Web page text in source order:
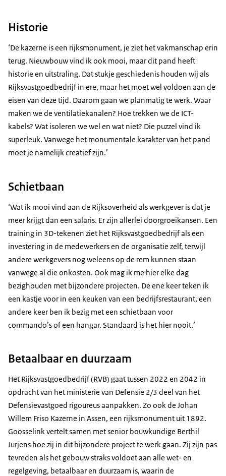
Historie
‘De kazerne is een rijksmonument, je ziet het vakmanschap erin
terug. Nieuwbouw vind ik ook mooi, maar dit pand heeft
historie en uitstraling. Dat stukje geschiedenis houden wij als
Rijksvastgoedbedrijf in ere, maar het moet wel voldoen aan de
eisen van deze tijd. Daarom gaan we planmatig te werk. Waar
maken we de ventilatiekanalen? Hoe trekken we de ICT-
kabels? Wat isoleren we wel en wat niet? Die puzzel vind ik
superleuk. Vanwege het monumentale karakter van het pand
moet je namelijk creatief zijn.’
Schietbaan
‘Wat ik mooi vind aan de Rijksoverheid als werkgever is dat je
meer krijgt dan een salaris. Er zijn allerlei doorgroeikansen. Een
training in 3D-tekenen ziet het Rijksvastgoedbedrijf als een
investering in de medewerkers en de organisatie zelf, terwijl
andere werkgevers nog weleens op de rem kunnen staan
vanwege al die onkosten. Ook mag ik me hier elke dag
bezighouden met bijzondere projecten. De ene keer teken ik
een kastje voor in een keuken van een bedrijfsrestaurant, een
andere keer ben ik bezig met een schietbaan voor
commando’s of een hangar. Standaard is het hier nooit.’
Betaalbaar en duurzaam
Het Rijksvastgoedbedrijf (RVB) gaat tussen 2022 en 2042 in
opdracht van het ministerie van Defensie 2/3 deel van het
Defensievastgoed rigoureus aanpakken. Zo ook de Johan
Willem Friso Kazerne in Assen, een rijksmonument uit 1892.
Goosselink vertelt samen met senior bouwkundige Berthil
Jurjens hoe zij in dit bijzondere project te werk gaan. Zij zijn pas
tevreden als het gebouw straks voldoet aan alle wet- en
regelgeving, betaalbaar en duurzaam is, waarin de